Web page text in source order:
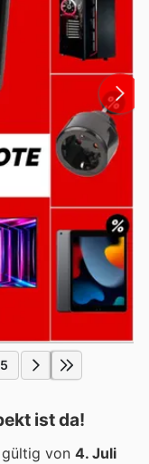
5
ist da!
von 4. Juli